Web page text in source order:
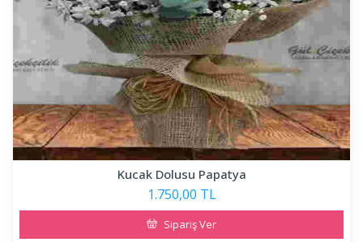
Kucak Dolusu Papatya
1.750,00 TL
Sipariş Ver